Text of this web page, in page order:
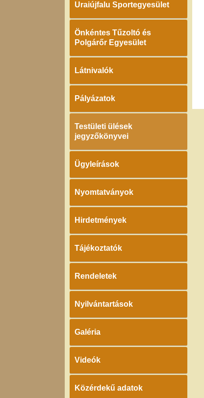
Uraiújfalu Sportegyesület
Önkéntes Tűzoltó és
Polgárőr Egyesület
Látnivalók
Pályázatok
Testületi ülések
jegyzőkönyvei
Ügyleírások
Nyomtatványok
Hirdetmények
Tájékoztatók
Rendeletek
Nyilvántartások
Galéria
Videók
Közérdekű adatok